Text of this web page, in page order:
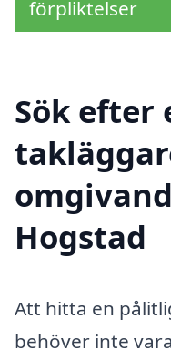
förpliktelser
Sök efter
Hogstad
Att hitta en
behöver inte